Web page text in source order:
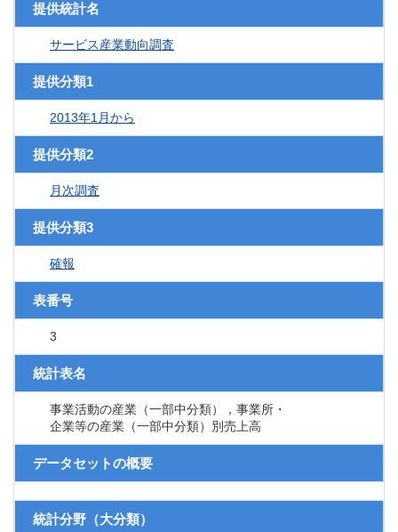
提供統計名
サービス産業動向調査
提供分類1
2013年1月から
提供分類2
月次調査
提供分類3
確報
表番号
3
統計表名
事業活動の産業（一部中分類），事業所・
企業等の産業（一部中分類）別売上高
データセットの概要
統計分野（大分類）